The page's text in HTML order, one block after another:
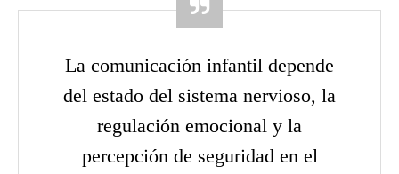
La comunicación infantil depende
del estado del sistema nervioso, la
regulación emocional y la
percepción de seguridad en el